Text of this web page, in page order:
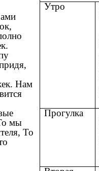
Нам
мы
То
Утро
Прогулка